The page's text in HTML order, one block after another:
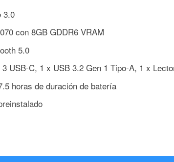
3.0
con 8GB GDDR6 VRAM
5.0
USB-C, 1 x USB 3.2 Gen 1 Tipo-A, 1 x
horas de duración de batería